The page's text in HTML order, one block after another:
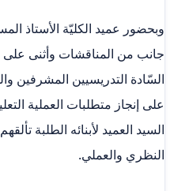
وبحضور عميد الكليّة الأستاذ
جانب من المناقشات وأثنى على
السّادة التدريسيين المشرفين
على إنجاز متطلبات العملية
السيد العميد لأبنائه الطلبة
النظري والعملي.